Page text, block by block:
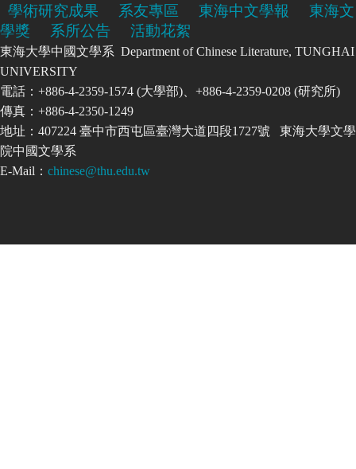
學術研究成果
系友專區 東海中文學報
東海文
學獎
系所公告 活動花絮
東海大學中國文學系 Department of Chinese Literature, TUNGHAI
UNIVERSITY
電話：+886-4-2359-1574 (大學部)、+886-4-2359-0208 (研究所)
傳真：+886-4-2350-1249
地址：407224 臺中市西屯區臺灣大道四段1727號 東海大學文學
院中國文學系
E-Mail： chinese@thu.edu.tw